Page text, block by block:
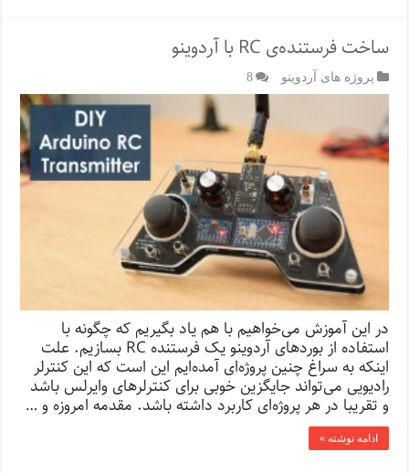
ساخت فرستنده‌ی RC با آردوینو
پروژه های آردوینو 8
در این آموزش می‌خواهیم با هم یاد بگیریم که چگونه با
استفاده از بوردهای آردوینو یک فرستنده RC بسازیم. علت
اینکه به سراغ چنین پروژه‌ای آمده‌ایم این است که این کنترلر
رادیویی می‌تواند جایگزین خوبی برای کنترلرهای وایرلس باشد
و تقریبا در هر پروژه‌ای کاربرد داشته باشد. مقدمه امروزه و …
ادامه نوشته »